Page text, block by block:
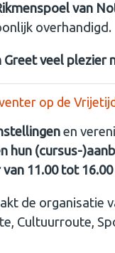
van
overhandigd.
Greet veel plezier
op de
en
hun (cursus-
11.00 tot 16.00
de organisatie
Cultuurroute,